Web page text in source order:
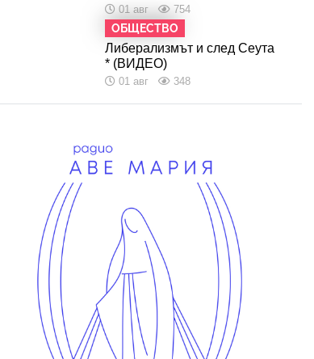
01 авг 754
ОБЩЕСТВО
Либерализмът и след Сеута
* (ВИДЕО)
01 авг 348